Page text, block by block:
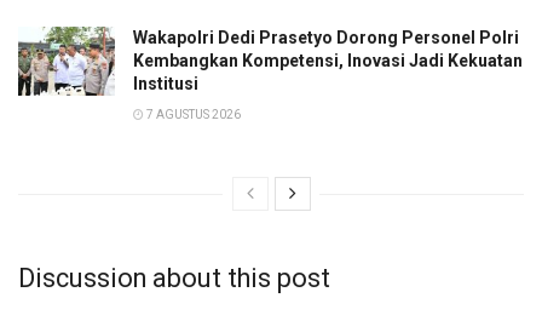
Wakapolri Dedi Prasetyo Dorong Personel Polri
Kembangkan Kompetensi, Inovasi Jadi Kekuatan
Institusi
7 AGUSTUS 2026
Discussion about this post